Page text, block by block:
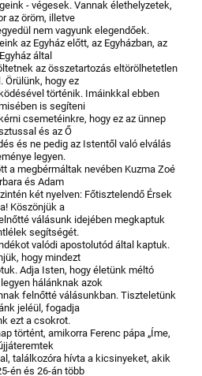
- végesek. Vannak élethelyzetek,
az öröm, illetve
nem vagyunk elegendőek.
az Egyház előtt, az Egyházban, az
Egyház által
az összetartozás eltörölhetetlen
Örülünk, hogy ez
történik. Imáinkkal ebben
is segíteni
csemetéinkre, hogy ez az ünnep
és az Ő
és ne pedig az Istentől való elválás
legyen.
a megbérmáltak nevében Kuzma Zoé
és Adam
két nyelven: Főtisztelendő Érsek
Köszönjük a
válásunk idejében megkaptuk
segítségét.
valódi apostolutód által kaptuk.
hogy mindezt
Adja Isten, hogy életünk méltó
hálánknak azok
felnőtté válásunkban. Tiszteletünk
jeléül, fogadja
ezt a csokrot.
történt, amikorra Ferenc pápa „Íme,
találkozóra hívta a kicsinyeket, akik
én és 26-án több